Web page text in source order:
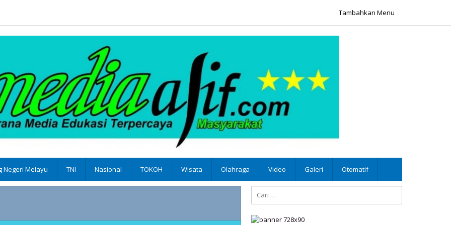
Tambahkan Menu
Negeri Melayu TNI Nasional TOKOH Wisata Olahraga Video Galeri Otomatif
Cari
untuk: